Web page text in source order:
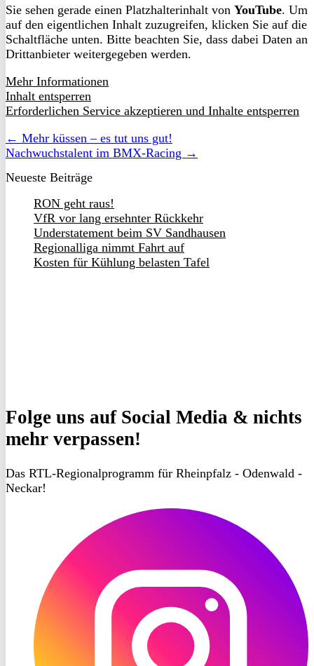
Sie sehen gerade einen Platzhalterinhalt von YouTube. Um
auf den eigentlichen Inhalt zuzugreifen, klicken Sie auf die
Schaltfläche unten. Bitte beachten Sie, dass dabei Daten an
Drittanbieter weitergegeben werden.
Mehr Informationen
Inhalt entsperren
Erforderlichen Service akzeptieren und Inhalte entsperren
← Mehr küssen – es tut uns gut!
Nachwuchstalent im BMX-Racing →
Neueste Beiträge
RON geht raus!
VfR vor lang ersehnter Rückkehr
Understatement beim SV Sandhausen
Regionalliga nimmt Fahrt auf
Kosten für Kühlung belasten Tafel
Folge uns auf Social Media & nichts
mehr verpassen!
Das RTL-Regionalprogramm für Rheinpfalz - Odenwald -
Neckar!
Instagram